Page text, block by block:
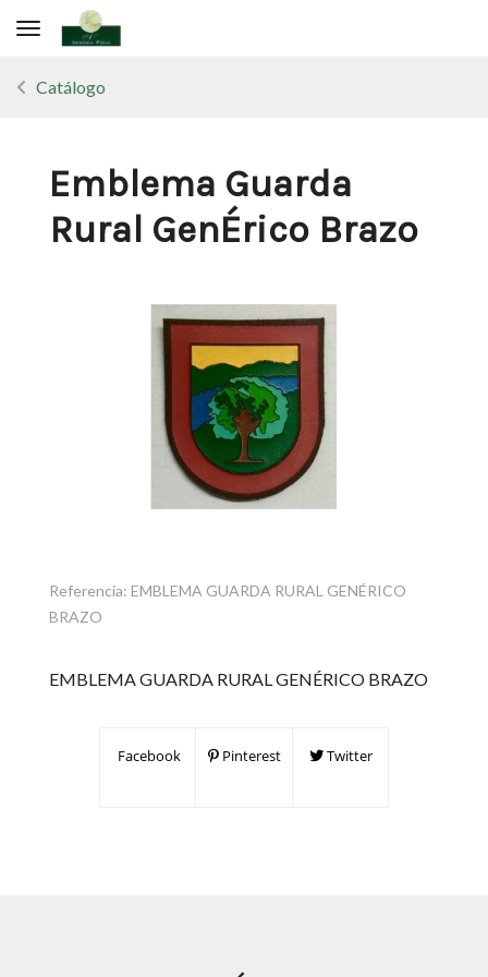
Toggle navigation
Catálogo
Emblema Guarda
Rural GenÉrico Brazo
Referencia: EMBLEMA GUARDA RURAL GENÉRICO
BRAZO
EMBLEMA GUARDA RURAL GENÉRICO BRAZO
Facebook Pinterest Twitter